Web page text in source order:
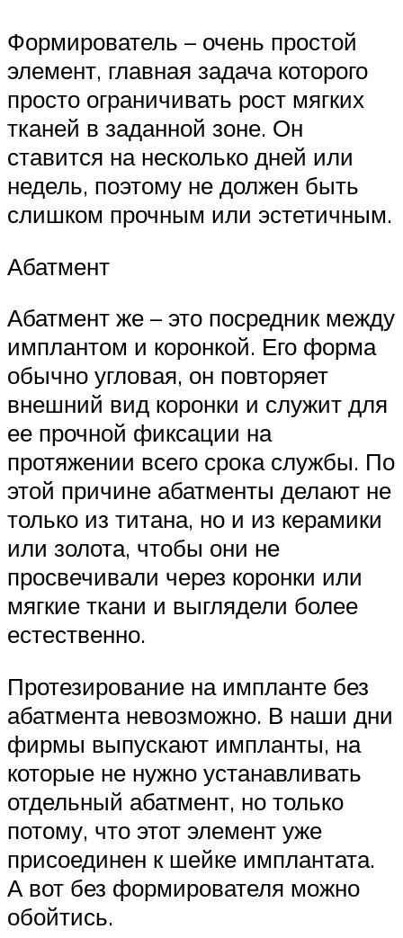
Формирователь – очень простой
элемент, главная задача которого
просто ограничивать рост мягких
тканей в заданной зоне. Он
ставится на несколько дней или
недель, поэтому не должен быть
слишком прочным или эстетичным.
Абатмент
Абатмент же – это посредник между
имплантом и коронкой. Его форма
обычно угловая, он повторяет
внешний вид коронки и служит для
ее прочной фиксации на
протяжении всего срока службы. По
этой причине абатменты делают не
только из титана, но и из керамики
или золота, чтобы они не
просвечивали через коронки или
мягкие ткани и выглядели более
естественно.
Протезирование на импланте без
абатмента невозможно. В наши дни
фирмы выпускают импланты, на
которые не нужно устанавливать
отдельный абатмент, но только
потому, что этот элемент уже
присоединен к шейке имплантата.
А вот без формирователя можно
обойтись.